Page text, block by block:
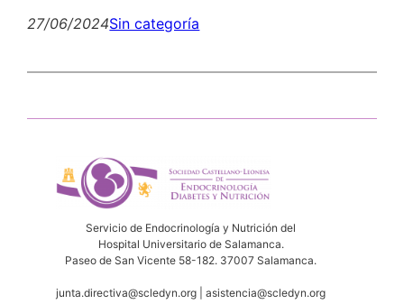
27/06/2024Sin categoría
Servicio de Endocrinología y Nutrición del
Hospital Universitario de Salamanca.
Paseo de San Vicente 58-182. 37007 Salamanca.
junta.directiva@scledyn.org | asistencia@scledyn.org